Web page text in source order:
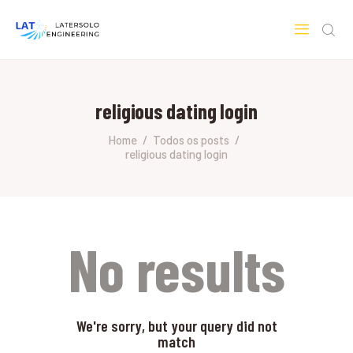
religious dating login
Home
Todos os posts
religious dating login
SOBRE A LATERSOLO
ENGINEERING
No results
We're sorry, but your query did not
match